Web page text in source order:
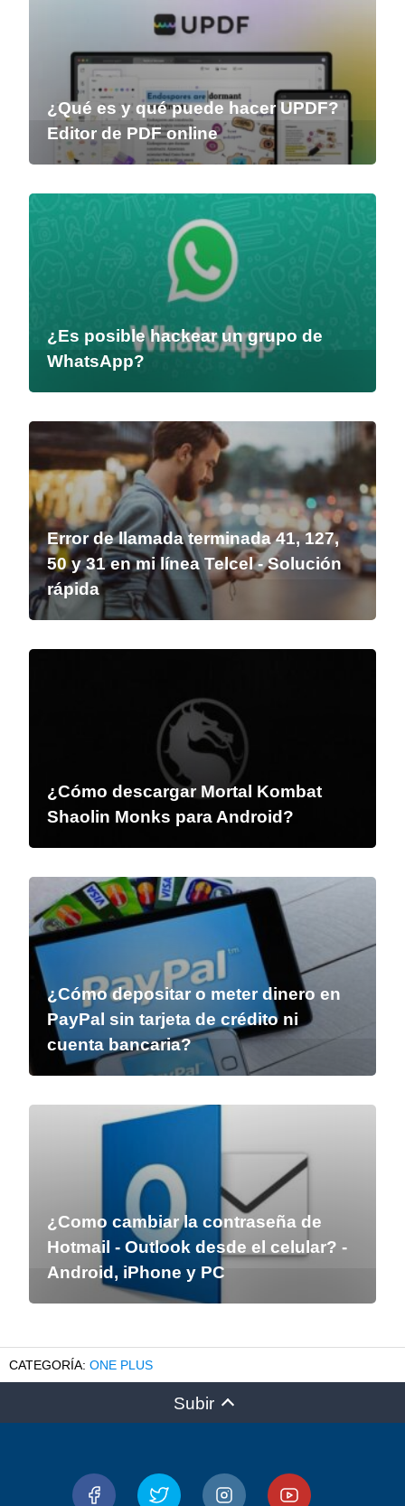
¿Qué es y qué puede hacer UPDF?
Editor de PDF online
¿Es posible hackear un grupo de
WhatsApp?
Error de llamada terminada 41, 127,
50 y 31 en mi línea Telcel - Solución
rápida
¿Cómo descargar Mortal Kombat
Shaolin Monks para Android?
¿Cómo depositar o meter dinero en
PayPal sin tarjeta de crédito ni
cuenta bancaria?
¿Como cambiar la contraseña de
Hotmail - Outlook desde el celular? -
Android, iPhone y PC
ONE PLUS
Subir